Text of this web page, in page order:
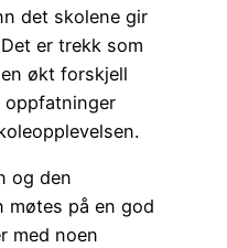
det skolene gir
er trekk som
økt forskjell
oppfatninger
og den
møtes på en god
med noen